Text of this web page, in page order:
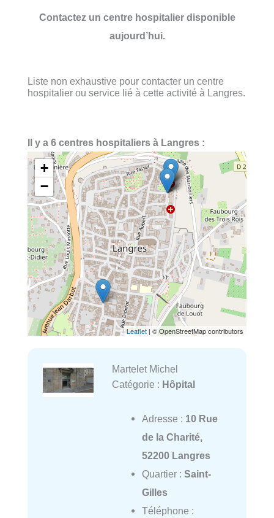
Contactez un centre hospitalier disponible
aujourd’hui.
Liste non exhaustive pour contacter un centre
hospitalier ou service lié à cette activité à Langres.
Il y a 6 centres hospitaliers à Langres :
+
−
Leaflet | © OpenStreetMap contributors
Martelet Michel
Catégorie : Hôpital
Adresse : 10 Rue
de la Charité,
52200 Langres
Quartier : Saint-
Gilles
Téléphone :